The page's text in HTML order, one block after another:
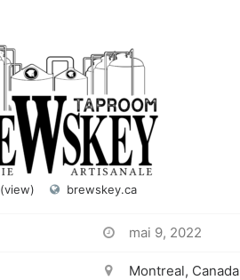
(view) brewskey.ca
mai 9, 2022
Montreal, Canada